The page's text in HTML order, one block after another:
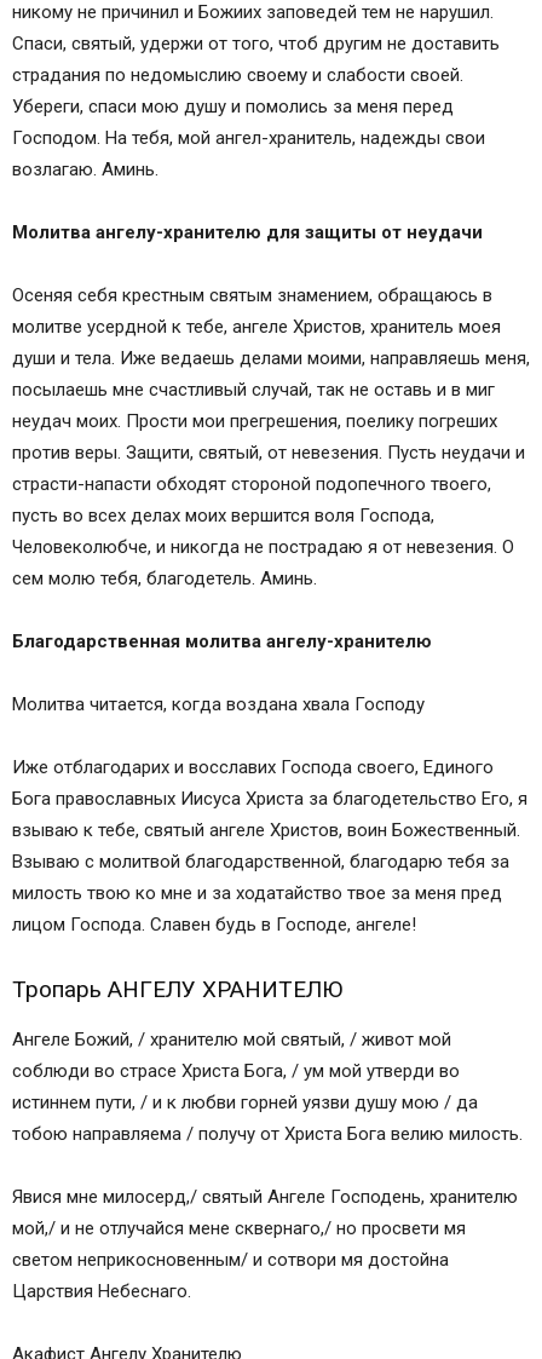
никому не причинил и Божиих заповедей тем не нарушил.
Спаси, святый, удержи от того, чтоб другим не доставить
страдания по недомыслию своему и слабости своей.
Убереги, спаси мою душу и помолись за меня перед
Господом. На тебя, мой ангел-хранитель, надежды свои
возлагаю. Аминь.
Молитва ангелу-хранителю для защиты от неудачи
Осеняя себя крестным святым знамением, обращаюсь в
молитве усердной к тебе, ангеле Христов, хранитель моея
души и тела. Иже ведаешь делами моими, направляешь меня,
посылаешь мне счастливый случай, так не оставь и в миг
неудач моих. Прости мои прегрешения, поелику погреших
против веры. Защити, святый, от невезения. Пусть неудачи и
страсти-напасти обходят стороной подопечного твоего,
пусть во всех делах моих вершится воля Господа,
Человеколюбче, и никогда не пострадаю я от невезения. О
сем молю тебя, благодетель. Аминь.
Благодарственная молитва ангелу-хранителю
Молитва читается, когда воздана хвала Господу
Иже отблагодарих и восславих Господа своего, Единого
Бога православных Иисуса Христа за благодетельство Его, я
взываю к тебе, святый ангеле Христов, воин Божественный.
Взываю с молитвой благодарственной, благодарю тебя за
милость твою ко мне и за ходатайство твое за меня пред
лицом Господа. Славен будь в Господе, ангеле!
Тропарь АНГЕЛУ ХРАНИТЕЛЮ
Ангеле Божий, / хранителю мой святый, / живот мой
соблюди во страсе Христа Бога, / ум мой утверди во
истиннем пути, / и к любви горней уязви душу мою / да
тобою направляема / получу от Христа Бога велию милость.
Явися мне милосерд,/ святый Ангеле Господень, хранителю
мой,/ и не отлучайся мене сквернаго,/ но просвети мя
светом неприкосновенным/ и сотвори мя достойна
Царствия Небеснаго.
Акафист Ангелу Хранителю